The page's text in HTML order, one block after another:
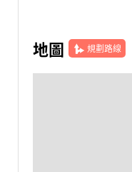
地圖 規劃路線